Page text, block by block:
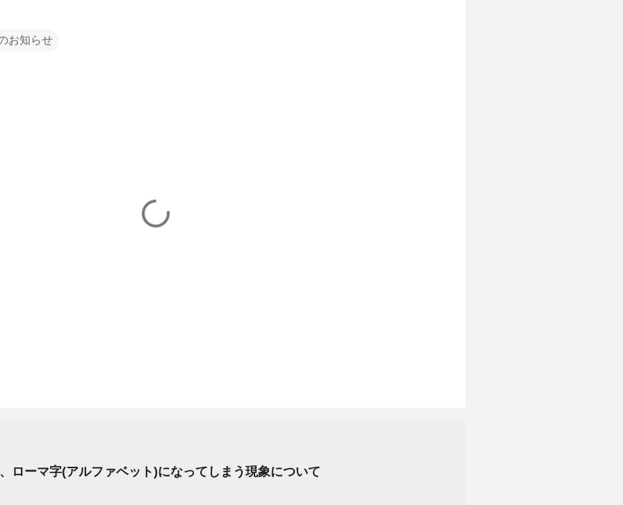
お知らせ
ローマ字(アルファベット)になってしまう現象について